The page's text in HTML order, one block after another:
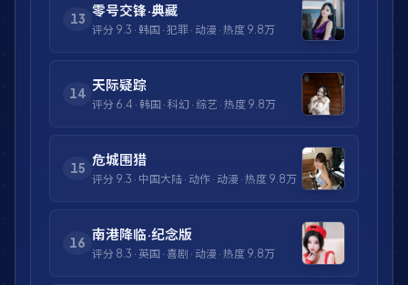
13
零号交锋·典藏
评分 9.3 · 韩国 · 犯罪 · 动漫 · 热度 9.8万
14
天际疑踪
评分 6.4 · 韩国 · 科幻 · 综艺 · 热度 9.8万
15
危城围猎
评分 9.3 · 中国大陆 · 动作 · 动漫 · 热度 9.8万
16
南港降临·纪念版
评分 8.3 · 英国 · 喜剧 · 动漫 · 热度 9.8万